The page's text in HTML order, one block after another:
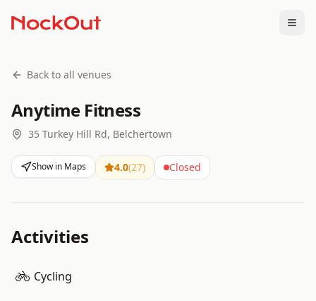
Back to all venues
Anytime Fitness
35 Turkey Hill Rd, Belchertown
Show in Maps 4.0(27) Closed
Activities
Cycling